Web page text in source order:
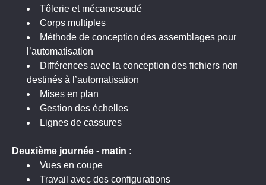
Tôlerie et mécanosoudé
Corps multiples
Méthode de conception des assemblages pour
l’automatisation
Différences avec la conception des fichiers non
destinés à l’automatisation
Mises en plan
Gestion des échelles
Lignes de cassures
Deuxième journée - matin :
Vues en coupe
Travail avec des configurations